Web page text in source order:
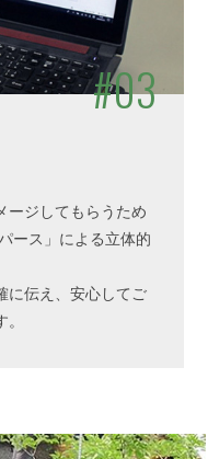
#03
ージしてもらうため
ース」による立体的
に伝え、安心してご